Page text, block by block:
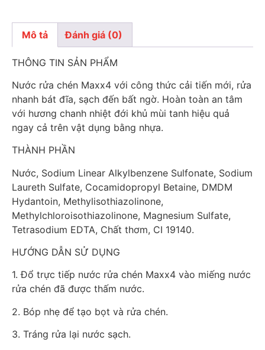
Mô tả Đánh giá (0)
Mô tả
THÔNG TIN SẢN PHẨM
Nước rửa chén Maxx4 với công thức cải tiến mới, rửa
nhanh bát đĩa, sạch đến bất ngờ. Hoàn toàn an tâm
với hương chanh nhiệt đới khủ mùi tanh hiệu quả
ngay cả trên vật dụng bằng nhựa.
THÀNH PHẦN
Nước, Sodium Linear Alkylbenzene Sulfonate, Sodium
Laureth Sulfate, Cocamidopropyl Betaine, DMDM
Hydantoin, Methylisothiazolinone,
Methylchloroisothiazolinone, Magnesium Sulfate,
Tetrasodium EDTA, Chất thơm, CI 19140.
HƯỚNG DẪN SỬ DỤNG
1. Đổ trực tiếp nước rửa chén Maxx4 vào miếng nước
rửa chén đã được thấm nước.
2. Bóp nhẹ để tạo bọt và rửa chén.
3. Tráng rửa lại nước sạch.